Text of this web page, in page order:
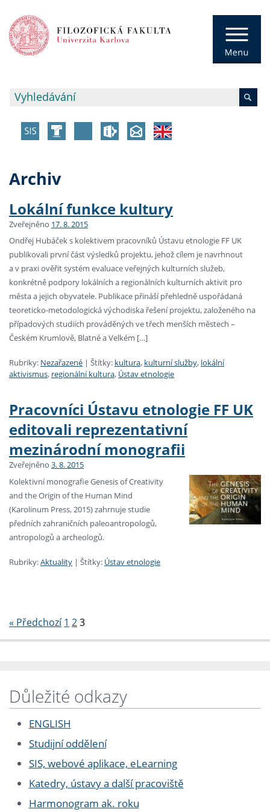
Archiv
Lokální funkce kultury
Zveřejněno 17. 8. 2015
Ondřej Hubáček s kolektivem pracovníků Ústavu etnologie FF UK
publikovali první část výsledků projektu, jehož cílem je navrhnout
a v praxi ověřit systém evaluace veřejných kulturních služeb,
konkrétně podpory lokálních a regionálních kulturních aktivit pro
města a jejich obyvatele. Publikace přináší přehledně uspořádaná
teoreticko-metodologická východiska řešení projektu, založeného na
případových studiích prováděných ve třech menších městech –
Českém Krumlově, Blatné a Velkém […]
Rubriky: Nezařazené | Štítky: kultura, kulturní služby, lokální
aktivismus, regionální kultura, Ústav etnologie
Pracovníci Ústavu etnologie FF UK
editovali reprezentativní
mezinárodní monografii
Zveřejněno 3. 8. 2015
Kolektivní monografie Genesis of Creativity
and the Origin of the Human Mind
(Karolinum Press, 2015) zahrnuje studie
předních zahraničních paleoantropologů,
antropologů a archeologů.
Rubriky:Aktuality | Štítky: Ústav etnologie
« Předchozí 1 23
Důležité odkazy
ENGLISH
Studijní oddělení
SIS, webové aplikace, eLearning
Katedry, ústavy a další pracoviště
Harmonogram ak. roku